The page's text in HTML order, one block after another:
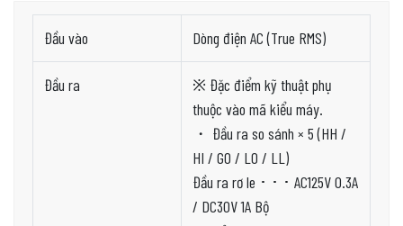
Đầu vào Dòng điện AC (True RMS)
Đầu ra
※ Đặc điểm kỹ thuật phụ
thuộc vào mã kiểu máy.
・ Đầu ra so sánh × 5 (HH /
HI / GO / LO / LL)
Đầu ra rơ le ･ ･ ･ AC125V 0.3A
/ DC30V 1A Bộ